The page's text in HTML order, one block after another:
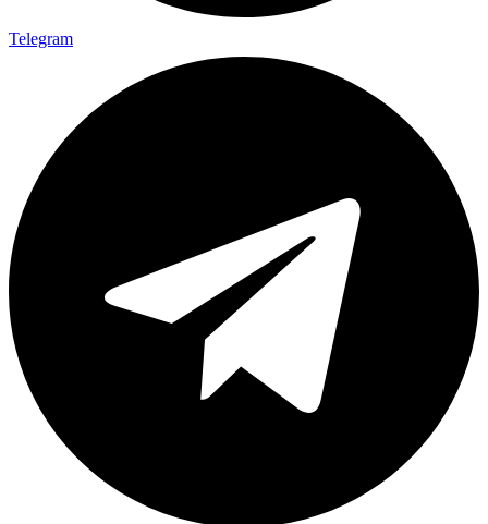
Telegram